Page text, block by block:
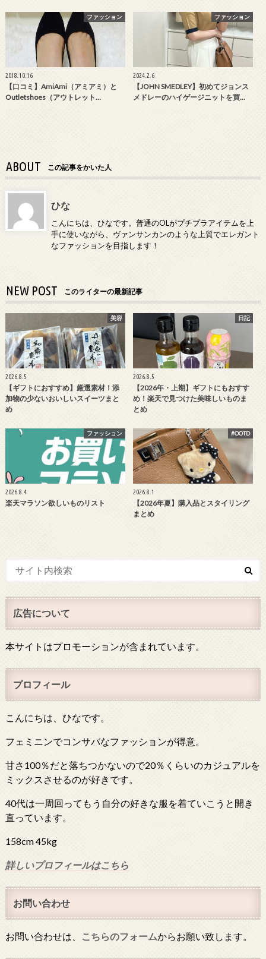
ファッション
2018.10.16
【口コミ】AmiAmi（アミアミ）と
Outletshoes（アウトレット…
ファッション
2024.2.6
【JOHN SMEDLEY】初めてジョンス
メドレーのハイゲージニットを買…
ABOUT この記事をかいた人
ひな
こんにちは、ひなです。普通のOLがプチプラアイテムを上
手に使いながら、ヴァンサンカンのような上質でエレガント
なファッションを目指します！
NEW POST このライターの最新記事
美容
2026.8.5
【ギフトにおすすめ】厳選素材！添
加物の少ないおいしいスイーツまと
め
日記
2026.8.5
【2026年・上期】ギフトにもおすす
め！楽天で見つけた美味しいものま
とめ
ファッション
2026.8.4
楽天マラソン欲しいものリスト
#OOTD
2026.8.1
【2026年夏】購入品とスタイリング
まとめ
広告について
本サイトはプロモーションが含まれています。
プロフィール
こんにちは、ひなです。
フェミニンでコンサバなファッションが得意。
甘さ100％だと落ちつかないので20％くらいのカジュアルを
ミックスさせるのが好きです。
40代は一周回ってもう自分の好きな服を着ていこうと開き
直っています。
158cm 45kg
詳しいプロフィールはこちら
お問い合わせ
お問い合わせは、 こちらのフォームからお願い致します。